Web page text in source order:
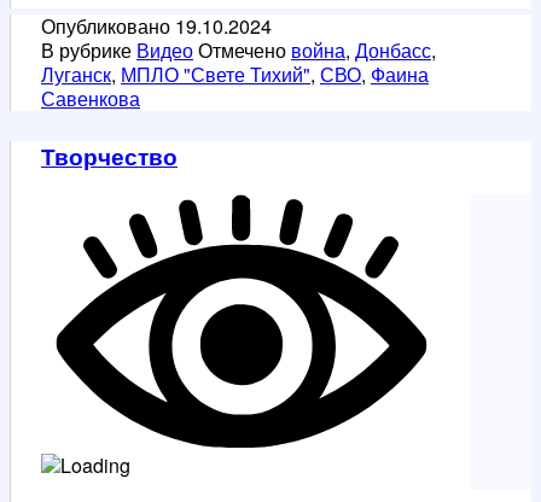
Опубликовано 19.10.2024
В рубрике ВидеоОтмечено война, Донбасс,
Луганск, МПЛО "Свете Тихий", СВО, Фаина
Савенкова
Творчество